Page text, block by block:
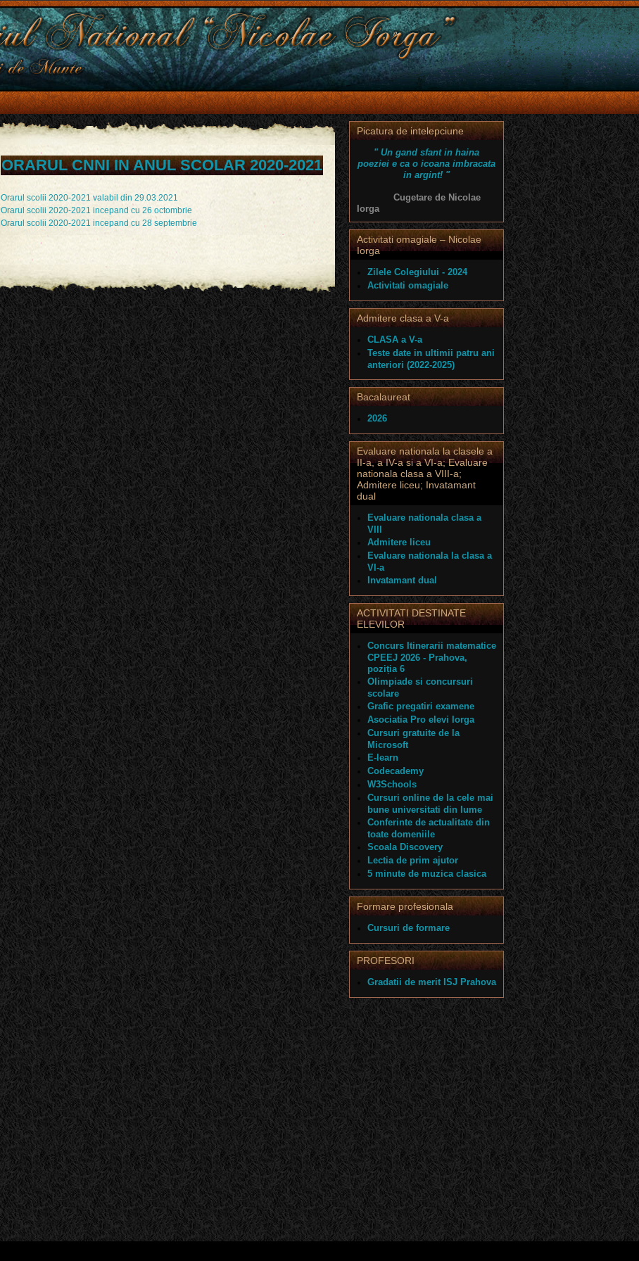
ORARUL CNNI IN ANUL SCOLAR 2020-2021
Orarul scolii 2020-2021 valabil din 29.03.2021
Orarul scolii 2020-2021 incepand cu 26 octombrie
Orarul scolii 2020-2021 incepand cu 28 septembrie
Picatura de intelepciune
" Un gand sfant in haina
poeziei e ca o icoana imbracata
in argint! "
Cugetare de Nicolae
Iorga
Activitati omagiale – Nicolae
Iorga
Zilele Colegiului - 2024
Activitati omagiale
Admitere clasa a V-a
CLASA a V-a
Teste date in ultimii patru ani
anteriori (2022-2025)
Bacalaureat
2026
Evaluare nationala la clasele a
II-a, a IV-a si a VI-a; Evaluare
nationala clasa a VIII-a;
Admitere liceu; Invatamant
dual
Evaluare nationala clasa a
VIII
Admitere liceu
Evaluare nationala la clasa a
VI-a
Invatamant dual
ACTIVITATI DESTINATE
ELEVILOR
Concurs Itinerarii matematice
CPEEJ 2026 - Prahova,
poziția 6
Olimpiade si concursuri
scolare
Grafic pregatiri examene
Asociatia Pro elevi Iorga
Cursuri gratuite de la
Microsoft
E-learn
Codecademy
W3Schools
Cursuri online de la cele mai
bune universitati din lume
Conferinte de actualitate din
toate domeniile
Scoala Discovery
Lectia de prim ajutor
5 minute de muzica clasica
Formare profesionala
Cursuri de formare
PROFESORI
Gradatii de merit ISJ Prahova